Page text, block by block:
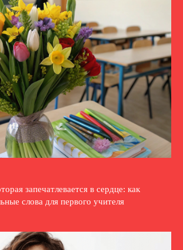
запечатлевается в сердце: как
слова для первого учителя